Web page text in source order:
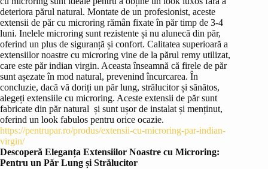
deteriora părul natural. Montate de un profesionist, aceste
extensii de păr cu microring rămân fixate în păr timp de 3-4
luni. Inelele microring sunt rezistente și nu alunecă din păr,
oferind un plus de siguranță și confort. Calitatea superioară a
extensiilor noastre cu microring vine de la părul remy utilizat,
care este păr indian virgin. Aceasta înseamnă că firele de păr
sunt așezate în mod natural, prevenind încurcarea. În
concluzie, dacă vă doriți un păr lung, strălucitor și sănătos,
alegeți extensiile cu microring. Aceste extensii de păr sunt
fabricate din păr natural și sunt ușor de instalat și menținut,
oferind un look fabulos pentru orice ocazie.
https://pentrupar.ro/produs/extensii-cu-microring-par-indian-
virgin/
Descoperă Eleganța Extensiilor Noastre cu Microring:
Pentru un Păr Lung și Strălucitor